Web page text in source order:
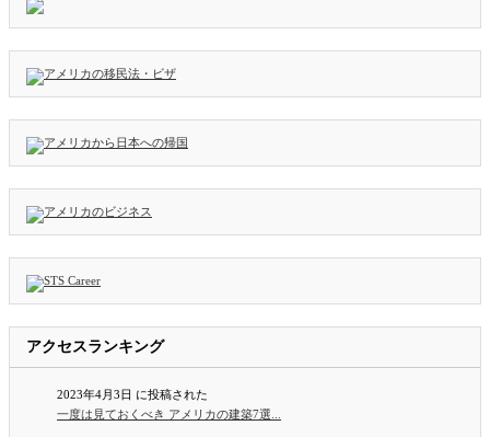
アクセスランキング
2023年4月3日 に投稿された
一度は見ておくべき アメリカの建築7選...